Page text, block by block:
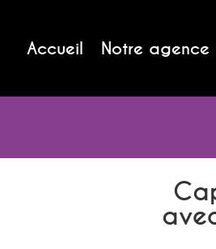
Accueil Notre agence